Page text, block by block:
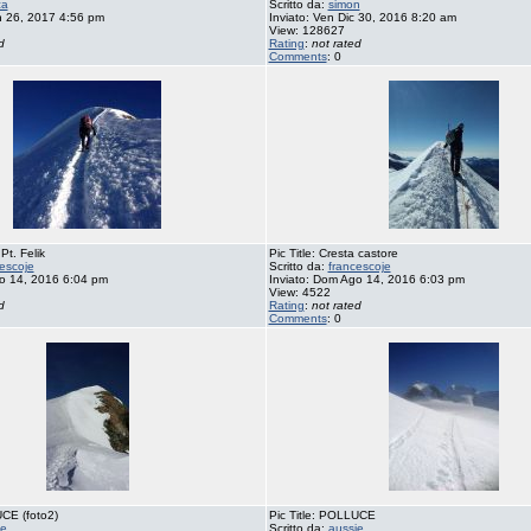
26, 2017 4:56 pm
Scritto da: simon
Inviato: Ven Dic 30, 2016 8:20 am
View: 128627
Rating: not rated
Comments: 0
Felik
14, 2016 6:04 pm
Pic Title: Cresta castore
Scritto da: francescoje
Inviato: Dom Ago 14, 2016 6:03 pm
View: 4522
Rating: not rated
Comments: 0
(foto2)
Pic Title: POLLUCE
Scritto da: aussie